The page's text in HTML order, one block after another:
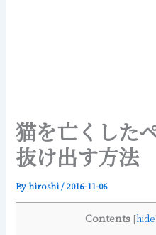
猫を亡くした
抜け出す方法
By hiroshi /2016-11-06
Contents [hide